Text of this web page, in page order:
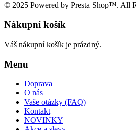
© 2025 Powered by Presta Shop™. All
Nákupní košík
Váš nákupní košík je prázdný.
Menu
Doprava
O nás
Vaše otázky (FAQ)
Kontakt
NOVINKY